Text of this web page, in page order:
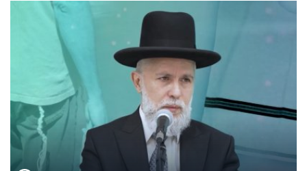
הפעם עם יהודית ואלתר כהן